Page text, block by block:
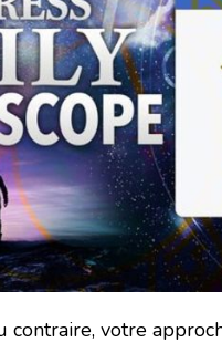
contraire, votre